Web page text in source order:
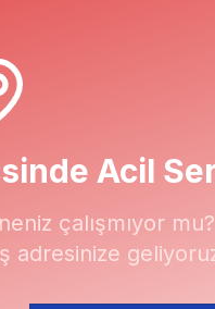
Acil
çalışmıyor mu?
adresinize